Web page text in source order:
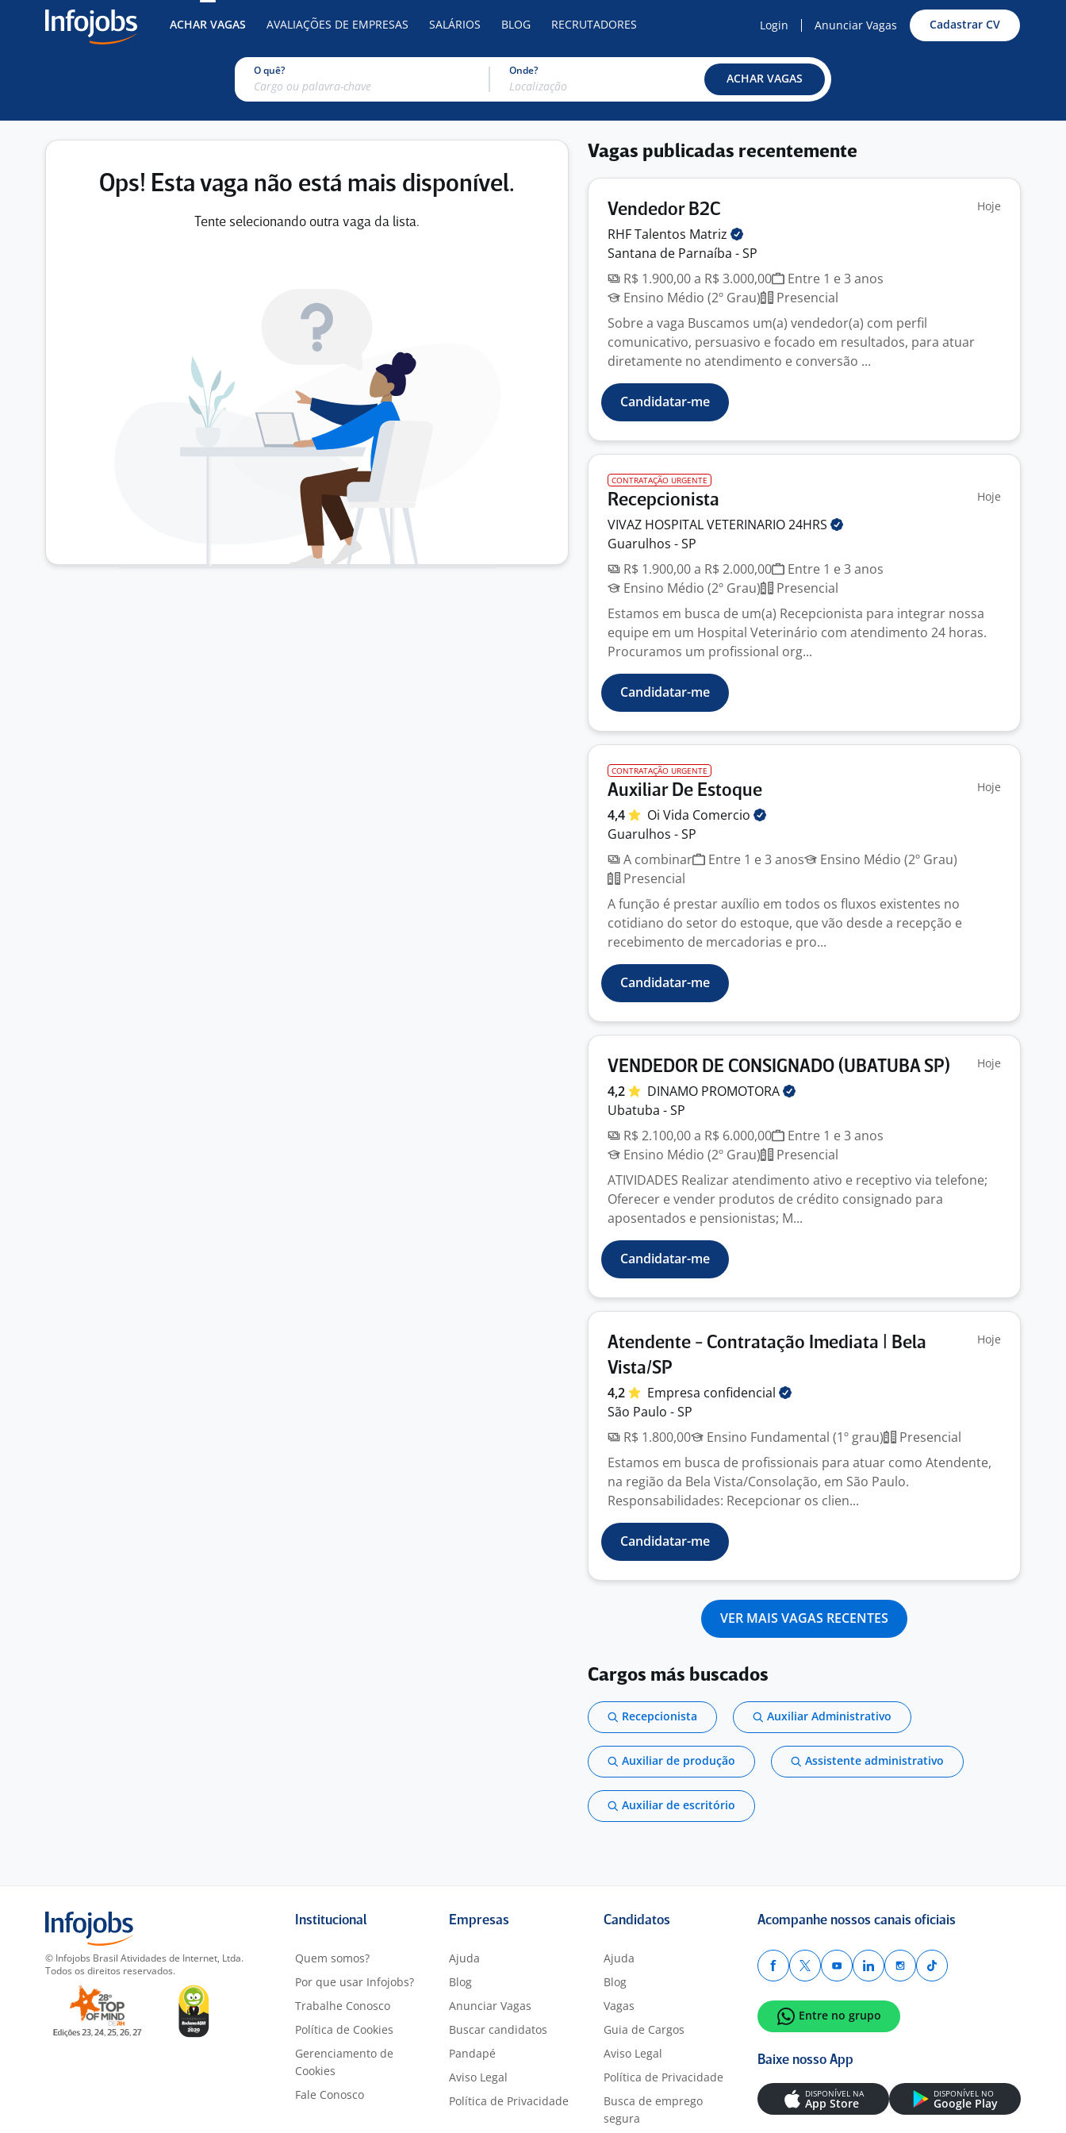
ACHAR VAGAS AVALIAÇÕES DE EMPRESAS SALÁRIOS BLOG RECRUTADORES Login Anunciar Vagas Cadastrar CV
O quê? Onde?
ACHAR VAGAS
Ops! Esta vaga não está mais disponível.
Tente selecionando outra vaga da lista.
Vagas publicadas recentemente
Vendedor B2C Hoje
RHF Talentos Matriz
Santana de Parnaíba - SP
R$ 1.900,00 a R$ 3.000,00
Entre 1 e 3 anos
Ensino Médio (2º Grau)
Presencial
Sobre a vaga Buscamos um(a) vendedor(a) com perfil
comunicativo, persuasivo e focado em resultados, para atuar
diretamente no atendimento e conversão ...
Candidatar-me
CONTRATAÇÃO URGENTE
Recepcionista Hoje
VIVAZ HOSPITAL VETERINARIO24HRS
Guarulhos - SP
R$ 1.900,00 a R$ 2.000,00
Entre 1 e 3 anos
Ensino Médio (2º Grau)
Presencial
Estamos em busca de um(a) Recepcionista para integrar nossa
equipe em um Hospital Veterinário com atendimento 24 horas.
Procuramos um profissional org...
Candidatar-me
CONTRATAÇÃO URGENTE
Auxiliar De Estoque Hoje
4,4 Oi Vida Comercio
Guarulhos - SP
A combinar
Entre 1 e 3 anos
Ensino Médio (2º Grau)
Presencial
A função é prestar auxílio em todos os fluxos existentes no
cotidiano do setor do estoque, que vão desde a recepção e
recebimento de mercadorias e pro...
Candidatar-me
VENDEDOR DE CONSIGNADO (UBATUBA SP) Hoje
4,2 DINAMO PROMOTORA
Ubatuba - SP
R$ 2.100,00 a R$ 6.000,00
Entre 1 e 3 anos
Ensino Médio (2º Grau)
Presencial
ATIVIDADES Realizar atendimento ativo e receptivo via telefone;
Oferecer e vender produtos de crédito consignado para
aposentados e pensionistas; M...
Candidatar-me
Atendente - Contratação Imediata | Bela
Vista/SP
Hoje
4,2 Empresa confidencial
São Paulo - SP
R$ 1.800,00
Ensino Fundamental (1º grau)
Presencial
Estamos em busca de profissionais para atuar como Atendente,
na região da Bela Vista/Consolação, em São Paulo.
Responsabilidades: Recepcionar os clien...
Candidatar-me
VER MAIS VAGAS RECENTES
Cargos más buscados
Recepcionista Auxiliar Administrativo
Auxiliar de produção Assistente administrativo
Auxiliar de escritório
© Infojobs Brasil Atividades de Internet, Ltda.
Todos os direitos reservados.
Institucional
Quem somos?
Por que usar Infojobs?
Trabalhe Conosco
Política de Cookies
Gerenciamento de
Cookies
Fale Conosco
Empresas
Ajuda
Blog
Anunciar Vagas
Buscar candidatos
Pandapé
Aviso Legal
Política de Privacidade
Candidatos
Ajuda
Blog
Vagas
Guia de Cargos
Aviso Legal
Política de Privacidade
Busca de emprego
segura
Acompanhe nossos canais oficiais
Entre no grupo
Baixe nosso App
DISPONÍVEL NA
App Store
DISPONÍVEL NO
Google Play